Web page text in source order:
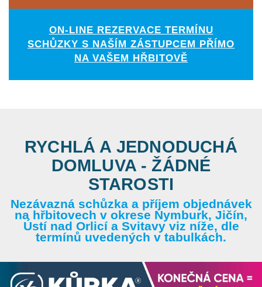
ON-LINE REZERVACE TERMÍNU
SCHŮZKY S NAŠÍM ZÁSTUPCEM PŘÍMO
NA VAŠEM HŘBITOVĚ
RYCHLÁ A JEDNODUCHÁ
DOMLUVA - ŽÁDNÉ
STAROSTI
Nezávazná schůzka a příjem objednávek
na hřbitovech v okrese Nymburk, Jičín,
Ústí nad Orlicí a Svitavy viz níže, dle
termínů uvedených v tabulkách.